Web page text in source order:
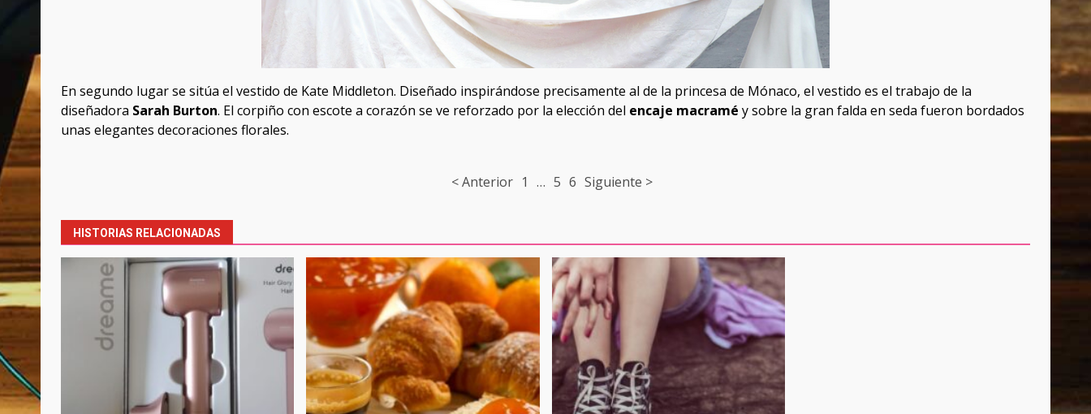
En segundo lugar se sitúa el vestido de Kate Middleton. Diseñado inspirándose precisamente al de la princesa de Mónaco, el vestido es el trabajo de la
diseñadora Sarah Burton. El corpiño con escote a corazón se ve reforzado por la elección del encaje macramé y sobre la gran falda en seda fueron bordados
unas elegantes decoraciones florales.
< Anterior 1 … 5 6 Siguiente >
HISTORIAS RELACIONADAS